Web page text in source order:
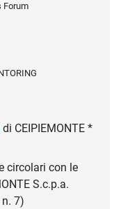
Forum
di CEIPIEMONTE *
circolari con le
S.c.p.a.
7)